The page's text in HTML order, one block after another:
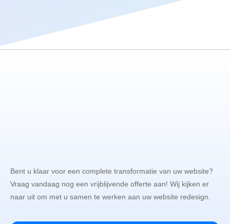
Bent u klaar voor een complete transformatie van uw website?
Vraag vandaag nog een vrijblijvende offerte aan! Wij kijken er
naar uit om met u samen te werken aan uw website redesign.